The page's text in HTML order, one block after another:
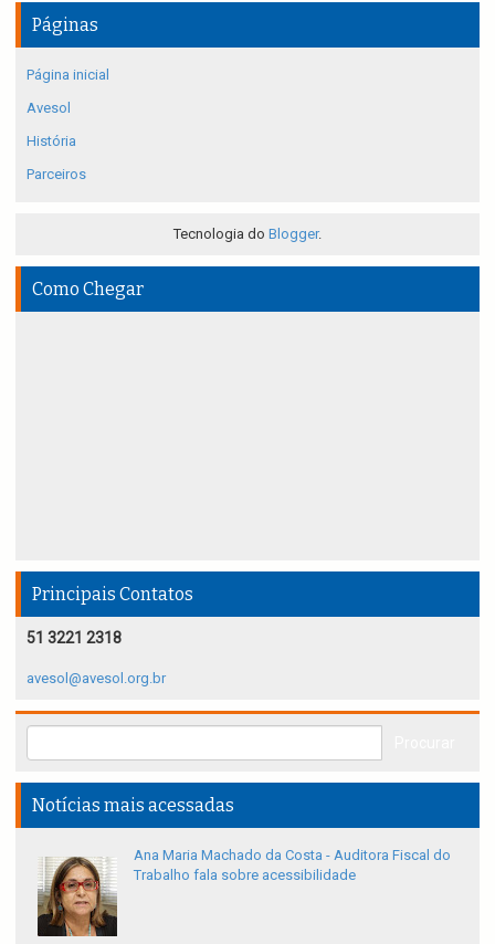
Páginas
Página inicial
Avesol
História
Parceiros
Tecnologia do Blogger.
Como Chegar
Principais Contatos
51 3221 2318
avesol@avesol.org.br
Notícias mais acessadas
Ana Maria Machado da Costa - Auditora Fiscal do
Trabalho fala sobre acessibilidade